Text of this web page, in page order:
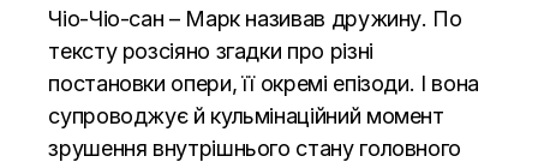
Чіо-Чіо-сан – Марк називав дружину. По
тексту розсіяно згадки про різні
постановки опери, її окремі епізоди. І вона
супроводжує й кульмінаційний момент
зрушення внутрішнього стану головного